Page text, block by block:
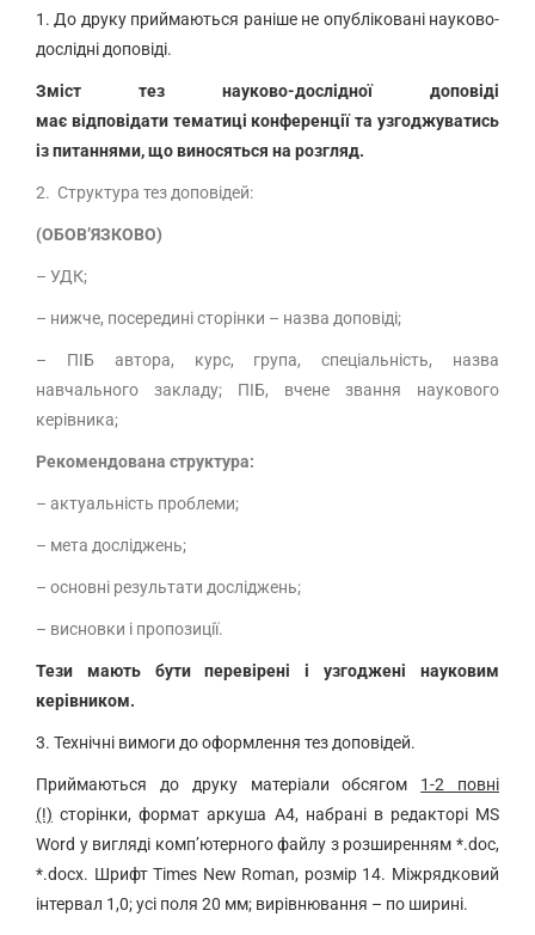
1.До друку приймаються раніше не опубліковані науково-
дослідні доповіді.
Зміст тез науково-дослідноїдоповіді
має відповідати тематиці конференціїта узгоджуватись
із питаннями, що виносяться на розгляд.
2. Структура тез доповідей:
(ОБОВ’ЯЗКОВО)
– УДК;
– нижче, посередині сторінки – назва доповіді;
– ПІБ автора, курс, група, спеціальність, назва
навчального закладу; ПІБ, вчене звання наукового
керівника;
Рекомендована структура:
– актуальність проблеми;
– мета досліджень;
– основні результати досліджень;
– висновки і пропозиції.
Тези мають бути перевірені і узгоджені науковим
керівником.
3. Технічні вимоги до оформлення тез доповідей.
Приймаються до друку матеріали обсягом 1-2 повні
(!) сторінки, формат аркуша А4, набрані в редакторі MS
Word у вигляді комп’ютерного файлу з розширенням *.doc,
*.docx. Шрифт Times New Roman, розмір 14. Міжрядковий
інтервал 1,0; усі поля 20 мм; вирівнювання – по ширині.